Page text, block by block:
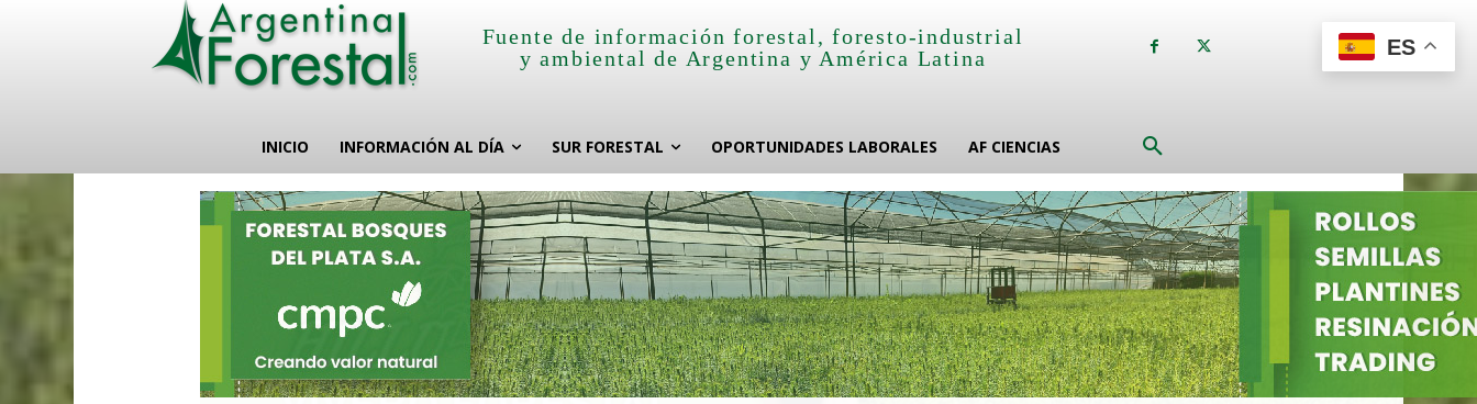
Fuente de información forestal, foresto-industrial
y ambiental de Argentina y América Latina
INICIO INFORMACIÓN AL DÍA SUR FORESTAL OPORTUNIDADES LABORALES AF CIENCIAS
ES